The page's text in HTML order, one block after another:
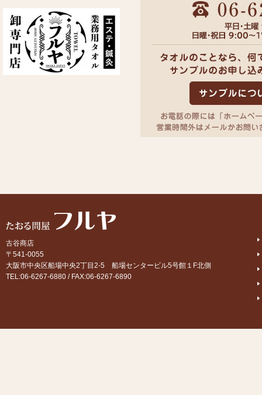
古谷商店
〒541-0055
大阪市中央区船場中央2丁目2-5 船場センタービル5号館１F北側
TEL:06-6267-6880 / FAX:06-6267-6890